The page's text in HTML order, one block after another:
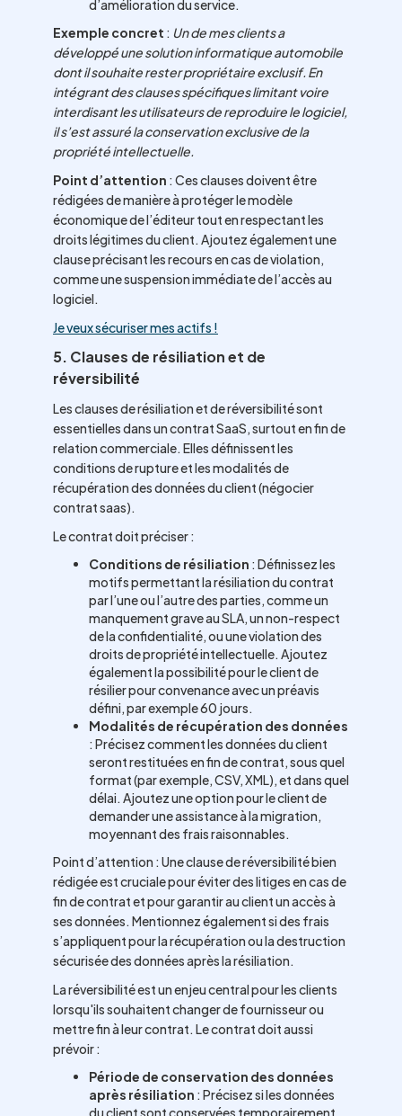
d’amélioration du service.
Exemple concret : Un de mes clients a
développé une solution informatique automobile
dont il souhaite rester propriétaire exclusif. En
intégrant des clauses spécifiques limitant voire
interdisant les utilisateurs de reproduire le logiciel,
il s’est assuré la conservation exclusive de la
propriété intellectuelle.
Point d’attention : Ces clauses doivent être
rédigées de manière à protéger le modèle
économique de l’éditeur tout en respectant les
droits légitimes du client. Ajoutez également une
clause précisant les recours en cas de violation,
comme une suspension immédiate de l’accès au
logiciel.
Je veux sécuriser mes actifs !
5. Clauses de résiliation et de
réversibilité
Les clauses de résiliation et de réversibilité sont
essentielles dans un contrat SaaS, surtout en fin de
relation commerciale. Elles définissent les
conditions de rupture et les modalités de
récupération des données du client (négocier
contrat saas).
Le contrat doit préciser :
Conditions de résiliation : Définissez les
motifs permettant la résiliation du contrat
par l’une ou l’autre des parties, comme un
manquement grave au SLA, un non-respect
de la confidentialité, ou une violation des
droits de propriété intellectuelle. Ajoutez
également la possibilité pour le client de
résilier pour convenance avec un préavis
défini, par exemple 60 jours.
Modalités de récupération des données
: Précisez comment les données du client
seront restituées en fin de contrat, sous quel
format (par exemple, CSV, XML), et dans quel
délai. Ajoutez une option pour le client de
demander une assistance à la migration,
moyennant des frais raisonnables.
Point d’attention : Une clause de réversibilité bien
rédigée est cruciale pour éviter des litiges en cas de
fin de contrat et pour garantir au client un accès à
ses données. Mentionnez également si des frais
s’appliquent pour la récupération ou la destruction
sécurisée des données après la résiliation.
La réversibilité est un enjeu central pour les clients
lorsqu'ils souhaitent changer de fournisseur ou
mettre fin à leur contrat. Le contrat doit aussi
prévoir :
Période de conservation des données
après résiliation : Précisez si les données
du client sont conservées temporairement